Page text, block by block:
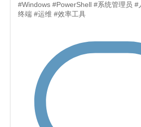
#Windows #PowerShell #系统管理员
终端 #运维 #效率工具